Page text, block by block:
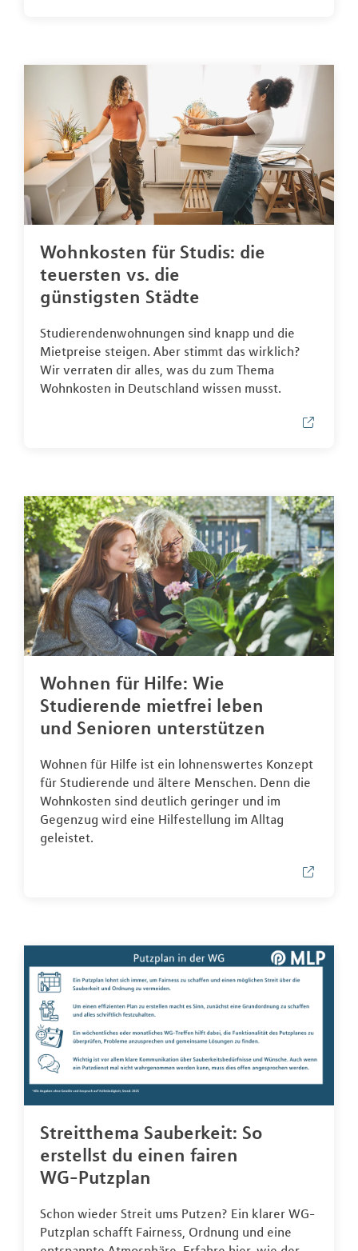
Wohnkosten für Studis: die
teuersten vs. die
günstigsten Städte
Studierendenwohnungen sind knapp und die
Mietpreise steigen. Aber stimmt das wirklich?
Wir verraten dir alles, was du zum Thema
Wohnkosten in Deutschland wissen musst.
Wohnen für Hilfe: Wie
Studierende mietfrei leben
und Senioren unterstützen
Wohnen für Hilfe ist ein lohnenswertes Konzept
für Studierende und ältere Menschen. Denn die
Wohnkosten sind deutlich geringer und im
Gegenzug wird eine Hilfestellung im Alltag
geleistet.
Streitthema Sauberkeit: So
erstellst du einen fairen
WG-Putzplan
Schon wieder Streit ums Putzen? Ein klarer WG-
Putzplan schafft Fairness, Ordnung und eine